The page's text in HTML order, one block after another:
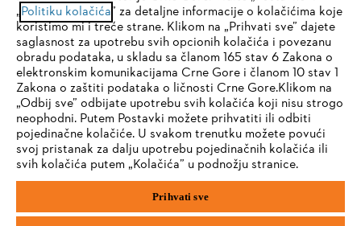
Politika privatnosti Pravni osnovi Kolačići
Pravne informacije
STIHL d.o.o., Prekonoška 24, 11077 Beograd
IHR BROWSER WIRD NICHT
UNTERSTÜTZT
Sie nutzen einen Browser, den wir noch nicht unterstützen. Für
eine optimale Nutzung unserer Seite empfehlen wir Ihnen, zu
einem der folgenden Browser zu wechseln:
Firefox Chrome
„Politiku kolačića” za detaljne informacije o kolačićima koje
koristimo mi i treće strane. Klikom na „Prihvati sve” dajete
saglasnost za upotrebu svih opcionih kolačića i povezanu
obradu podataka, u skladu sa članom 165 stav 6 Zakona o
elektronskim komunikacijama Crne Gore i članom 10 stav 1
Zakona o zaštiti podataka o ličnosti Crne Gore.Klikom na
„Odbij sve” odbijate upotrebu svih kolačića koji nisu strogo
neophodni. Putem Postavki možete prihvatiti ili odbiti
pojedinačne kolačiće. U svakom trenutku možete povući
svoj pristanak za dalju upotrebu pojedinačnih kolačića ili
svih kolačića putem „Kolačića” u podnožju stranice.
Prihvati sve